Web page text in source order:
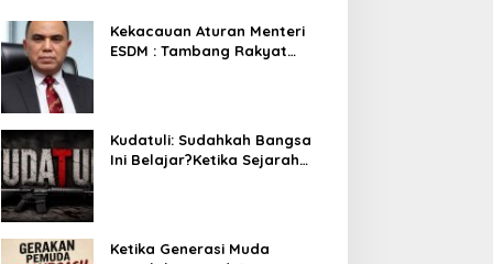
Kekacauan Aturan Menteri
ESDM : Tambang Rakyat
Kudatuli: Sudahkah Bangsa
Ini Belajar?Ketika Sejarah
Ketika Generasi Muda